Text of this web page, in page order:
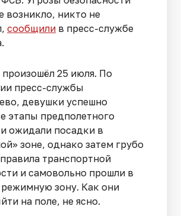
возникло, никто не
сообщили в пресс-службе
25 июля. По
пресс-службы
девушки успешно
этапы предполетного
ожидали посадки в
зоне, однако затем грубо
транспортной
и самовольно прошли в
зону. Как они
на поле, не ясно.